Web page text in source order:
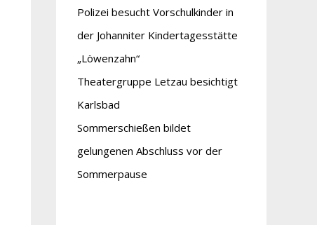
Polizei besucht Vorschulkinder in
der Johanniter Kindertagesstätte
„Löwenzahn“
Theatergruppe Letzau besichtigt
Karlsbad
Sommerschießen bildet
gelungenen Abschluss vor der
Sommerpause